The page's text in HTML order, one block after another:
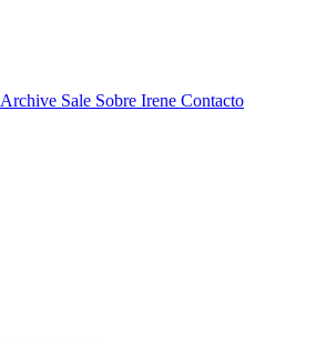
Archive Sale Sobre Irene Contacto